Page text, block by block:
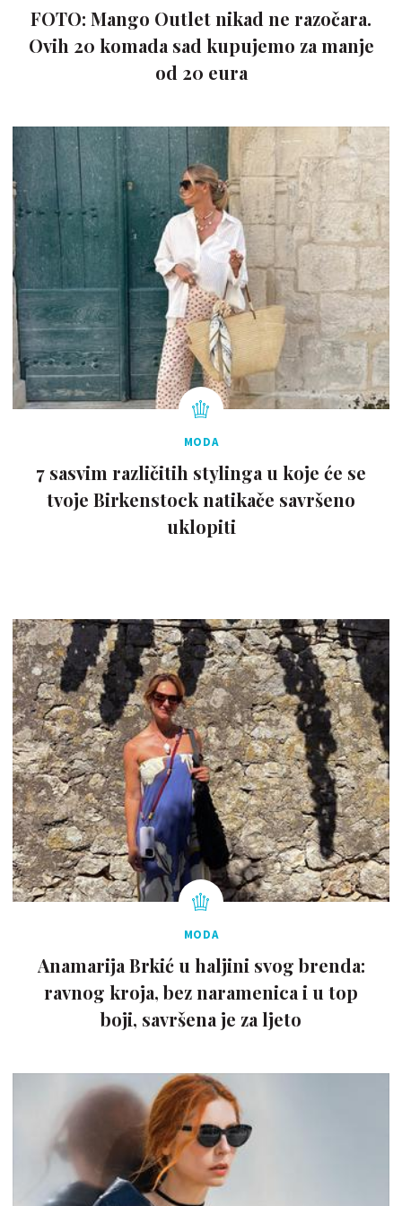
FOTO: Mango Outlet nikad ne razočara.
Ovih 20 komada sad kupujemo za manje
od 20 eura
MODA
7 sasvim različitih stylinga u koje će se
tvoje Birkenstock natikače savršeno
uklopiti
MODA
Anamarija Brkić u haljini svog brenda:
ravnog kroja, bez naramenica i u top
boji, savršena je za ljeto